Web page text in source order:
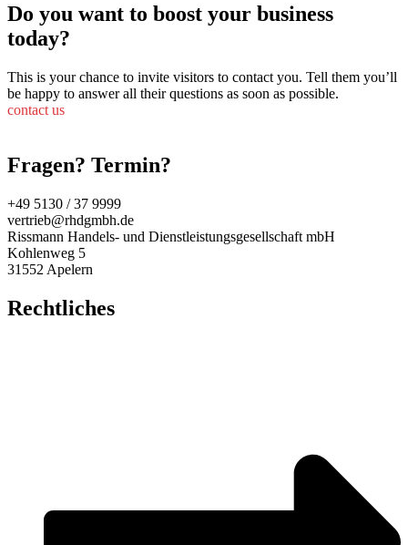
Do you want to boost your business
today?
This is your chance to invite visitors to contact you. Tell them you’ll
be happy to answer all their questions as soon as possible.
contact us
Fragen? Termin?
+49 5130 / 37 9999
vertrieb@rhdgmbh.de
Rissmann Handels- und Dienstleistungsgesellschaft mbH
Kohlenweg 5
31552 Apelern
Rechtliches